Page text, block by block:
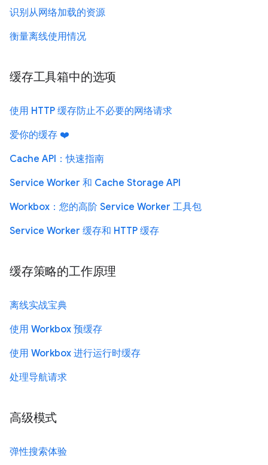
识别从网络加载的资源
衡量离线使用情况
缓存工具箱中的选项
使用 HTTP 缓存防止不必要的网络请求
爱你的缓存 ❤️
Cache API：快速指南
Service Worker 和 Cache Storage API
Workbox：您的高阶 Service Worker 工具包
Service Worker 缓存和 HTTP 缓存
缓存策略的工作原理
离线实战宝典
使用 Workbox 预缓存
使用 Workbox 进行运行时缓存
处理导航请求
高级模式
弹性搜索体验